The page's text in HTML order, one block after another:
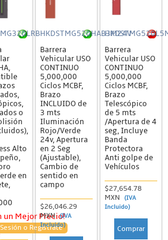
o
Alto
en
un Mejor Precio!
o Regístrate
HKDSTMG520HAB3M24V
Barrera
Vehicular USO
CONTINUO
5,000,000
Ciclos MCBF,
Brazo
INCLUIDO de
3 mts
Iluminación
Rojo/Verde
24v, Apertura
en 2 Seg
(Ajustable),
Cambio de
sentido en
campo
$26,046.29
MXN(IVA
Incluido)
Barrera
Vehicular USO
CONTINUO
5,000,000
Ciclos MCBF,
Brazo
Telescópico
de 5 mts
/Apertura de 4
seg, Incluye
Banda
Protectora
Anti golpe de
Vehículos
$27,654.78
MXN
(IVA
Incluido)
Comprar